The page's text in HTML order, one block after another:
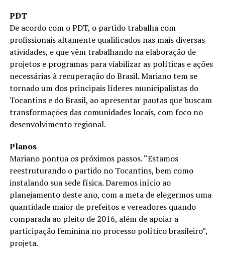
PDT
De acordo com o PDT, o partido trabalha com
profissionais altamente qualificados nas mais diversas
atividades, e que vêm trabalhando na elaboração de
projetos e programas para viabilizar as políticas e ações
necessárias à recuperação do Brasil. Mariano tem se
tornado um dos principais líderes municipalistas do
Tocantins e do Brasil, ao apresentar pautas que buscam
transformações das comunidades locais, com foco no
desenvolvimento regional.
Planos
Mariano pontua os próximos passos. “Estamos
reestruturando o partido no Tocantins, bem como
instalando sua sede física. Daremos início ao
planejamento deste ano, com a meta de elegermos uma
quantidade maior de prefeitos e vereadores quando
comparada ao pleito de 2016, além de apoiar a
participação feminina no processo político brasileiro”,
projeta.